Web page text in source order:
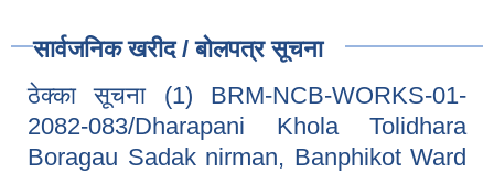
सार्वजनिक खरीद / बोलपत्र सूचना
ठेक्का सूचना (1) BRM-NCB-WORKS-01-
2082-083/Dharapani Khola Tolidhara
Boragau Sadak nirman, Banphikot Ward